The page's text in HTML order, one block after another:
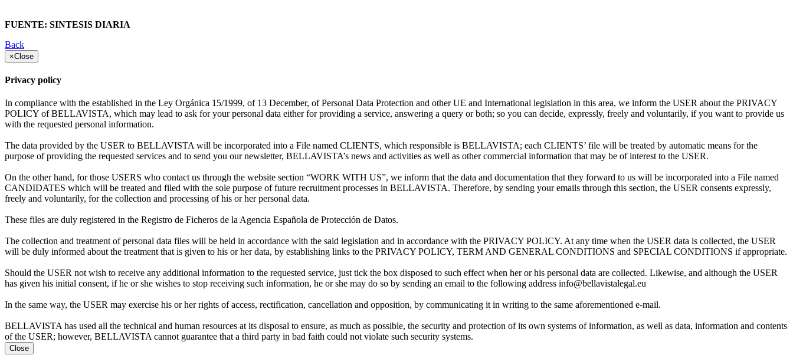
FUENTE: SINTESIS DIARIA
Back
×Close
Privacy policy
In compliance with the established in the Ley Orgánica 15/1999, of 13 December, of Personal Data Protection and other UE and International legislation in this area, we inform the USER about the PRIVACY
POLICY of BELLAVISTA, which may lead to ask for your personal data either for providing a service, answering a query or both; so you can decide, expressly, freely and voluntarily, if you want to provide us
with the requested personal information.
The data provided by the USER to BELLAVISTA will be incorporated into a File named CLIENTS, which responsible is BELLAVISTA; each CLIENTS’ file will be treated by automatic means for the
purpose of providing the requested services and to send you our newsletter, BELLAVISTA’s news and activities as well as other commercial information that may be of interest to the USER.
On the other hand, for those USERS who contact us through the website section “WORK WITH US”, we inform that the data and documentation that they forward to us will be incorporated into a File named
CANDIDATES which will be treated and filed with the sole purpose of future recruitment processes in BELLAVISTA. Therefore, by sending your emails through this section, the USER consents expressly,
freely and voluntarily, for the collection and processing of his or her personal data.
These files are duly registered in the Registro de Ficheros de la Agencia Española de Protección de Datos.
The collection and treatment of personal data files will be held in accordance with the said legislation and in accordance with the PRIVACY POLICY. At any time when the USER data is collected, the USER
will be duly informed about the treatment that is given to his or her data, by establishing links to the PRIVACY POLICY, TERM AND GENERAL CONDITIONS and SPECIAL CONDITIONS if appropriate.
Should the USER not wish to receive any additional information to the requested service, just tick the box disposed to such effect when her or his personal data are collected. Likewise, and although the USER
has given his initial consent, if he or she wishes to stop receiving such information, he or she may do so by sending an email to the following address info@bellavistalegal.eu
In the same way, the USER may exercise his or her rights of access, rectification, cancellation and opposition, by communicating it in writing to the same aforementioned e-mail.
BELLAVISTA has used all the technical and human resources at its disposal to ensure, as much as possible, the security and protection of its own systems of information, as well as data, information and contents
of the USER; however, BELLAVISTA cannot guarantee that a third party in bad faith could not violate such security systems.
Close